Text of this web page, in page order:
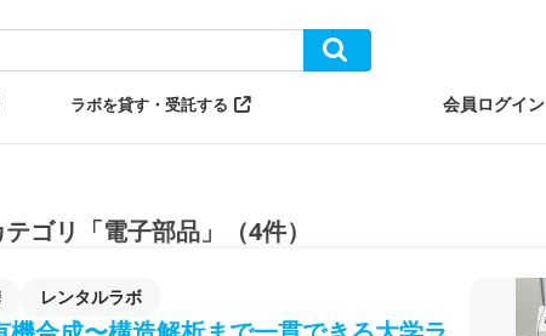
ラボを貸す・受託する 会員ログイン
ゴリ「電子部品」（4件）
レンタルラボ